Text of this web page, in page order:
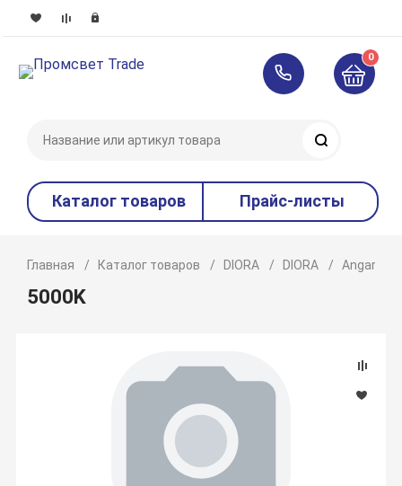
0
Каталог товаров Прайс-листы
Главная Каталог товаров DIORA DIORA Angar
5000K